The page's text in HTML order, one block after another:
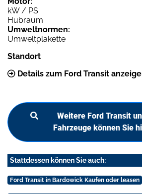
kW / PS
Hubraum
Umweltnormen:
Umweltplakette
Standort
Details zum Ford Transit
Weitere Ford Transit
Fahrzeuge können Sie
Stattdessen können Sie auch:
Ford Transit in Bardowick Kaufen oder leasen